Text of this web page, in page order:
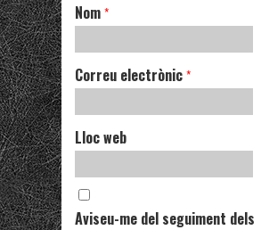
Nom *
Correu electrònic *
Lloc web
Aviseu-me del seguiment dels